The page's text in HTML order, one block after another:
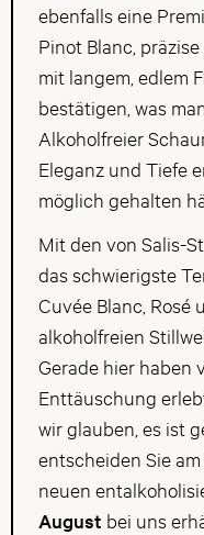
ebenfalls eine
Pinot Blanc,
mit langem, edlem
bestätigen, was
Alkoholfreier
Eleganz und Tiefe
möglich gehalten
Mit den von Salis-
das schwierigste
Cuvée Blanc, Rosé
alkoholfreien
Gerade hier haben
Enttäuschung
wir glauben, es ist
entscheiden Sie
neuen
August bei uns